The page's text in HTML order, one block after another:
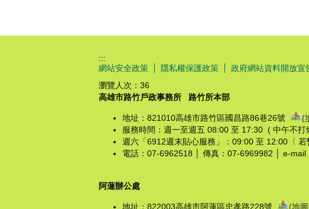
:::
網站安全政策
隱私權保護政策 政府網站資料開放宣
瀏覽人次： 36
高雄市路竹戶政事務所
路竹所本部
地址：821010高雄市路竹區國昌路86巷26號
(
服務時間：週一至週五 08:00 至 17:30 ( 中午不
週六「6912週末貼心服務」：09:00 至 12:00〈 若
電話：07-6962518 │ 傳真：07-6969982 │ e-mail
阿蓮辦公處
地址：822003高雄市阿蓮區忠孝路228號
(地